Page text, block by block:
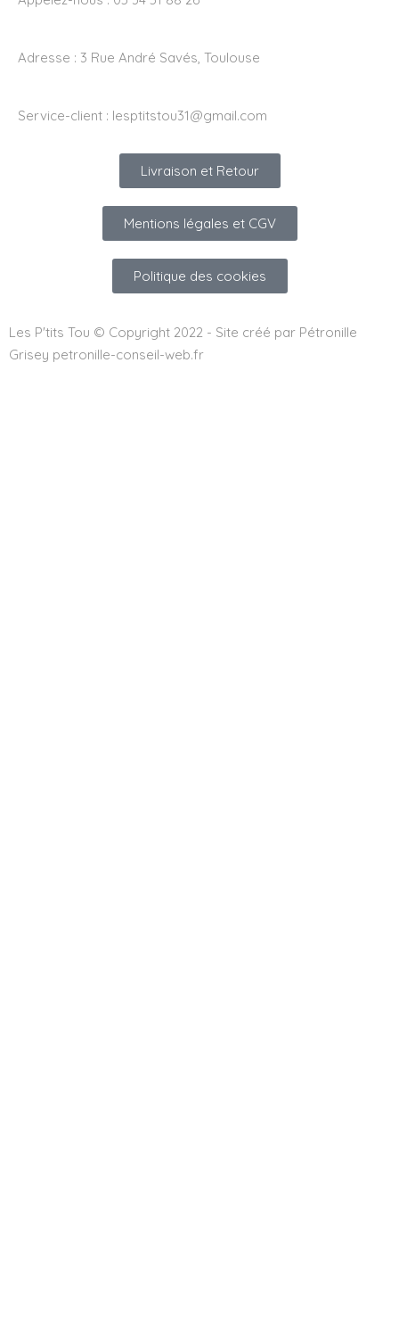
Adresse : 3 Rue André Savés, Toulouse
Service-client : lesptitstou31@gmail.com
Livraison et Retour
Mentions légales et CGV
Politique des cookies
Les P'tits Tou © Copyright 2022 - Site créé par Pétronille
Grisey petronille-conseil-web.fr